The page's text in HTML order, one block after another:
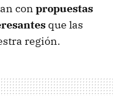
con propuestas
que las
región.